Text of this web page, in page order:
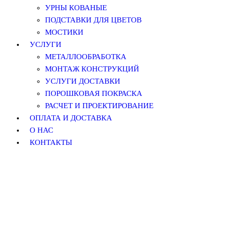
УРНЫ КОВАНЫЕ
ПОДСТАВКИ ДЛЯ ЦВЕТОВ
МОСТИКИ
УСЛУГИ
МЕТАЛЛООБРАБОТКА
МОНТАЖ КОНСТРУКЦИЙ
УСЛУГИ ДОСТАВКИ
ПОРОШКОВАЯ ПОКРАСКА
РАСЧЕТ И ПРОЕКТИРОВАНИЕ
ОПЛАТА И ДОСТАВКА
О НАС
КОНТАКТЫ